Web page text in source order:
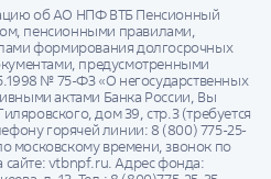
об АО НПФ ВТБ Пенсионный
пенсионными правилами,
формирования долгосрочных
предусмотренными
№ 75-ФЗ «О негосударственных
актами Банка России, Вы
дом 39, стр.3 (требуется
горячей линии: 8 (800) 775-25-
московскому времени, звонок по
сайте: vtbnpf.ru. Адрес фонда: